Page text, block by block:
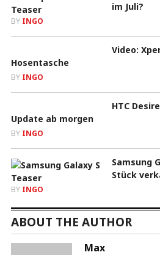
im Juli?
BY INGO
Video:
Hosentasche
BY INGO
HTC
Update ab morgen
BY INGO
Samsung
Stück
BY INGO
ABOUT THE AUTHOR
Max